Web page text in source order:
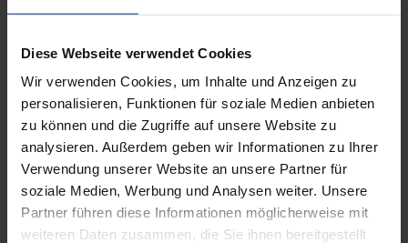
Diese Webseite verwendet Cookies
Wir verwenden Cookies, um Inhalte und Anzeigen zu
personalisieren, Funktionen für soziale Medien anbieten
zu können und die Zugriffe auf unsere Website zu
analysieren. Außerdem geben wir Informationen zu Ihrer
Verwendung unserer Website an unsere Partner für
soziale Medien, Werbung und Analysen weiter. Unsere
Partner führen diese Informationen möglicherweise mit
weiteren Daten zusammen, die Sie ihnen bereitgestellt
Beschreibung
Digitalisierung und die damit einhergehenden
Veränderungen der Arbeitswelt stellen das
Standardmodell der Beschäftigung als Basis von
sozialen Sicherungssystemen zunehmend in Frage.
Während sich eine wachsende Zahl an
Veröffentlichungen mit deren Folgen für das
Arbeitsrecht beschäftigen, bleibt bis heute das